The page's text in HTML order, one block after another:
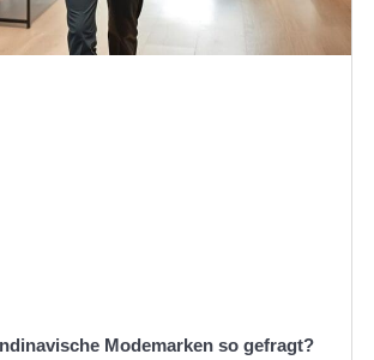
Modemarken so gefragt?